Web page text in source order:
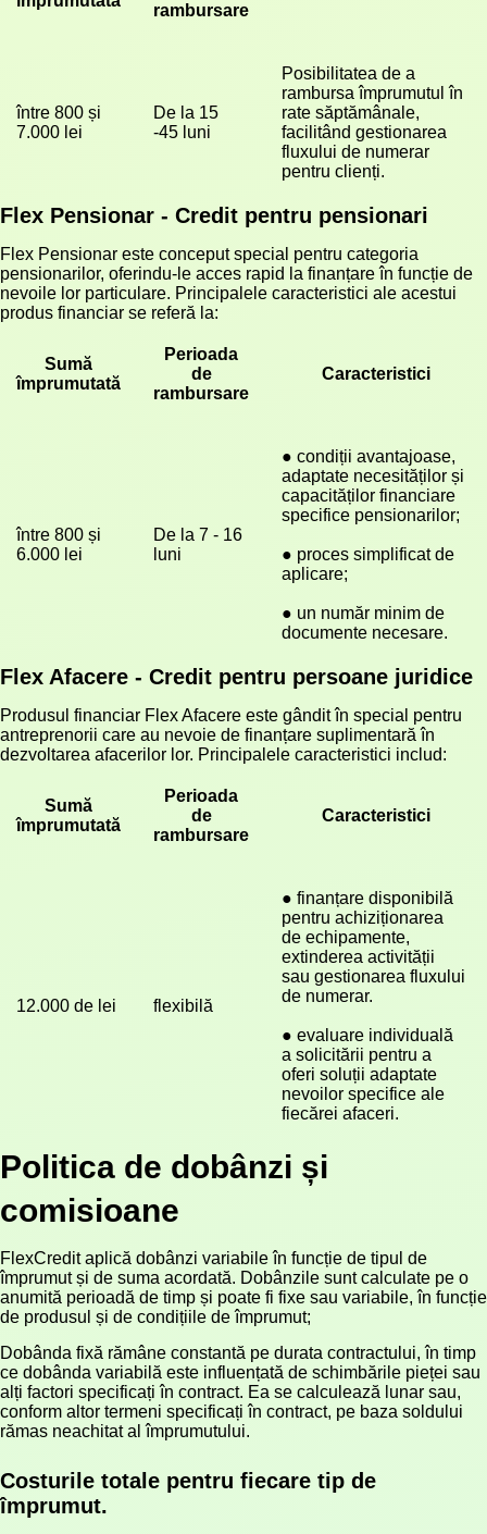
rambursare
între 800 și
7.000 lei
De la 15
-45 luni
Posibilitatea de a
rambursa împrumutul în
rate săptămânale,
facilitând gestionarea
fluxului de numerar
pentru clienți.
Flex Pensionar - Credit pentru pensionari
Flex Pensionar este conceput special pentru categoria
pensionarilor, oferindu-le acces rapid la finanțare în funcție de
nevoile lor particulare. Principalele caracteristici ale acestui
produs financiar se referă la:
Sumă
împrumutată
Perioada
de
rambursare
Caracteristici
între 800 și
6.000 lei
De la 7 - 16
luni
● condiții avantajoase,
adaptate necesităților și
capacităților financiare
specifice pensionarilor;
● proces simplificat de
aplicare;
● un număr minim de
documente necesare.
Flex Afacere - Credit pentru persoane juridice
Produsul financiar Flex Afacere este gândit în special pentru
antreprenorii care au nevoie de finanțare suplimentară în
dezvoltarea afacerilor lor. Principalele caracteristici includ:
Sumă
împrumutată
Perioada
de
rambursare
Caracteristici
12.000 de lei flexibilă
● finanțare disponibilă
pentru achiziționarea
de echipamente,
extinderea activității
sau gestionarea fluxului
de numerar.
● evaluare individuală
a solicitării pentru a
oferi soluții adaptate
nevoilor specifice ale
fiecărei afaceri.
Politica de dobânzi și
comisioane
FlexCredit aplică dobânzi variabile în funcție de tipul de
împrumut și de suma acordată. Dobânzile sunt calculate pe o
anumită perioadă de timp și poate fi fixe sau variabile, în funcție
de produsul și de condițiile de împrumut;
Dobânda fixă rămâne constantă pe durata contractului, în timp
ce dobânda variabilă este influențată de schimbările pieței sau
alți factori specificați în contract. Ea se calculează lunar sau,
conform altor termeni specificați în contract, pe baza soldului
rămas neachitat al împrumutului.
Costurile totale pentru fiecare tip de
împrumut.